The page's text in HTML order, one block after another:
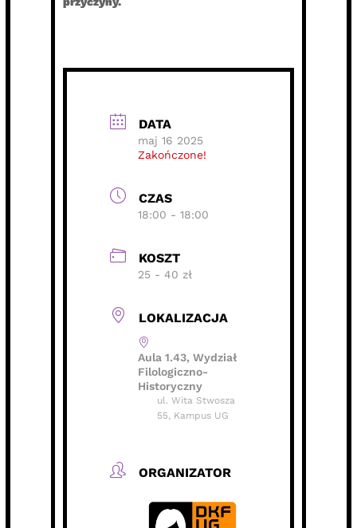
DATA
maj 16 2025
Zakończone!
CZAS
18:00 - 18:00
KOSZT
25 - 40 zł
LOKALIZACJA
Aula 1.43, Wydział
Filologiczno-
Historyczny
ul. Wita Stwosza
55, Kampus UG
ORGANIZATOR